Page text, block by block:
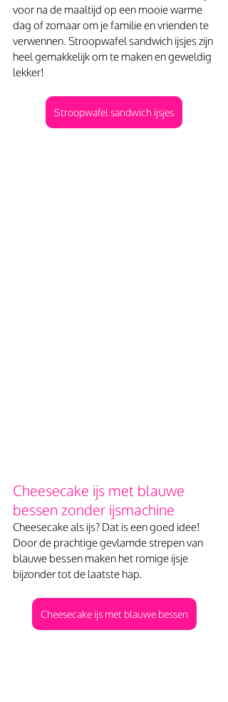
voor na de maaltijd op een mooie warme
dag of zomaar om je familie en vrienden te
verwennen. Stroopwafel sandwich ijsjes zijn
heel gemakkelijk om te maken en geweldig
lekker!
Stroopwafel sandwich ijsjes
Cheesecake ijs met blauwe
bessen zonder ijsmachine
Cheesecake als ijs? Dat is een goed idee!
Door de prachtige gevlamde strepen van
blauwe bessen maken het romige ijsje
bijzonder tot de laatste hap.
Cheesecake ijs met blauwe bessen